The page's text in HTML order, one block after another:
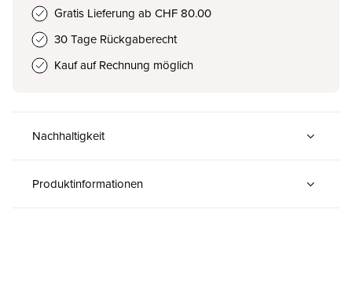
Gratis Lieferung ab CHF 80.00
30 Tage Rückgaberecht
Kauf auf Rechnung möglich
Nachhaltigkeit
Produktinformationen